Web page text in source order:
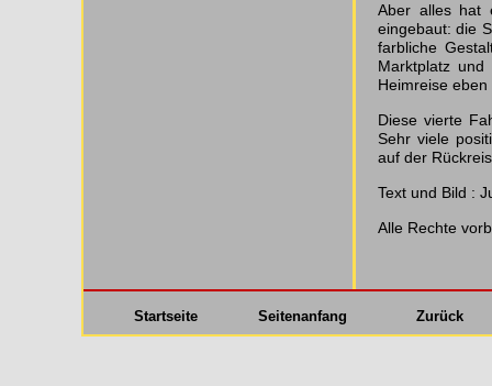
Aber alles hat
eingebaut: die
farbliche
Marktplatz
Heimreise
Diese vierte
Sehr viele
auf der
Text und Bild :
Alle Rechte
Startseite Seitenanfang Zurück